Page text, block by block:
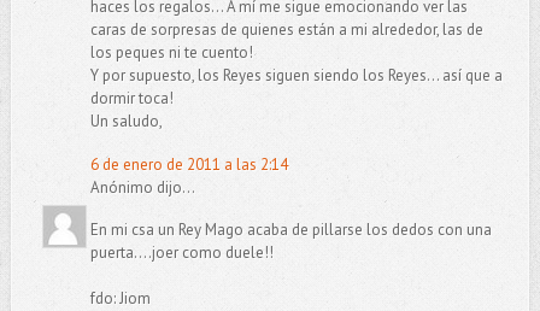
haces los regalos... A mí me sigue emocionando ver las
caras de sorpresas de quienes están a mi alrededor, las de
los peques ni te cuento!
Y por supuesto, los Reyes siguen siendo los Reyes... así que a
dormir toca!
Un saludo,
6 de enero de 2011 a las 2:14
Anónimo dijo...
En mi csa un Rey Mago acaba de pillarse los dedos con una
puerta....joer como duele!!
fdo: Jiom